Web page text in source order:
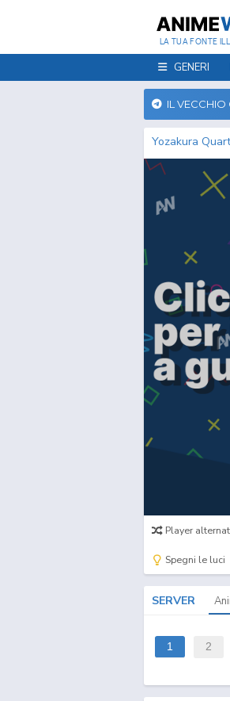
LA TUA FONTE
GENERI
IL VECCHIO
Yozakura
Player
Spegni le luci
SERVER
1 2